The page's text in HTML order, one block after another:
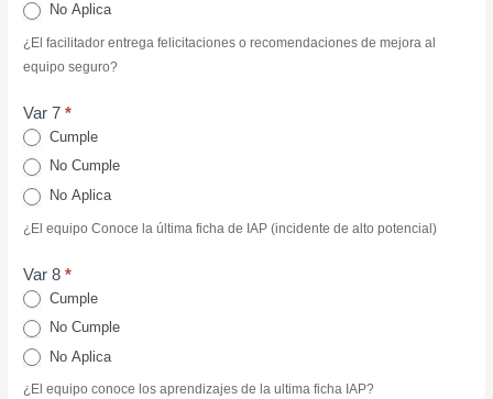
No Aplica
¿El facilitador entrega felicitaciones o recomendaciones de mejora al
equipo seguro?
Var 7*
Cumple
No Cumple
No Aplica
¿El equipo Conoce la última ficha de IAP (incidente de alto potencial)
Var 8*
Cumple
No Cumple
No Aplica
¿El equipo conoce los aprendizajes de la ultima ficha IAP?